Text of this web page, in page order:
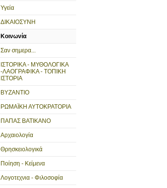
Υγεία
ΔΙΚΑΙΟΣΥΝΗ
Κοινωνία
Σαν σημερα...
ΙΣΤΟΡΙΚΑ - ΜΥΘΟΛΟΓΙΚΑ
-ΛΑΟΓΡΑΦΙΚΑ - ΤΟΠΙΚΗ
ΙΣΤΟΡΙΑ
ΒΥΖΑΝΤΙΟ
ΡΩΜΑΪΚΗ ΑΥΤΟΚΡΑΤΟΡΙΑ
ΠΑΠΑΣ ΒΑΤΙΚΑΝΟ
Αρχαιολογία
Θρησκειολογικά
Ποίηση - Κείμενα
Λογοτεχνια - Φιλοσοφία